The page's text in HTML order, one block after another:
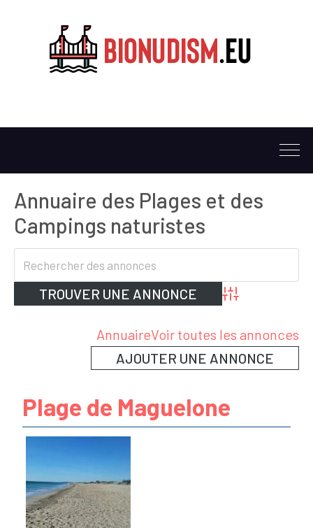
Annuaire des Plages et des
Campings naturistes
Advanced Search
AnnuaireVoir toutes les annonces
AJOUTER UNE ANNONCE
Plage de Maguelone